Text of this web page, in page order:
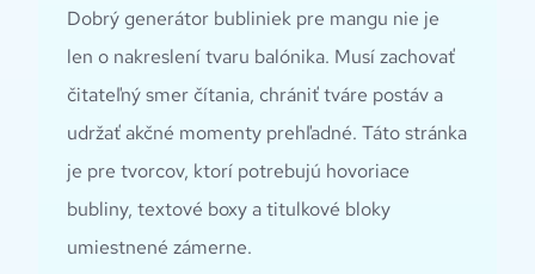
Dobrý generátor bubliniek pre mangu nie je
len o nakreslení tvaru balónika. Musí zachovať
čitateľný smer čítania, chrániť tváre postáv a
udržať akčné momenty prehľadné. Táto stránka
je pre tvorcov, ktorí potrebujú hovoriace
bubliny, textové boxy a titulkové bloky
umiestnené zámerne.